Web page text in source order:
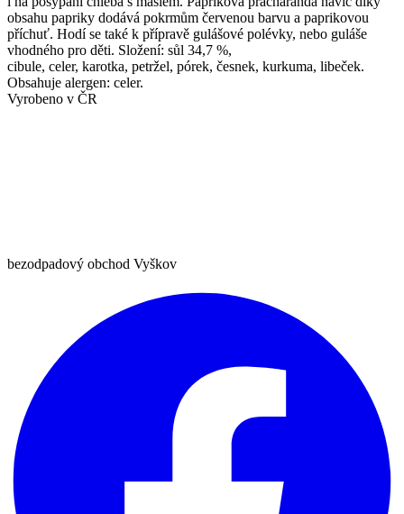
obsahu papriky dodává pokrmům červenou barvu a paprikovou
příchuť. Hodí se také k přípravě gulášové polévky, nebo guláše
vhodného pro děti. Složení: sůl 34,7 %,
cibule, celer, karotka, petržel, pórek, česnek, kurkuma, libeček.
Obsahuje alergen: celer.
Vyrobeno v ČR
bezodpadový obchod Vyškov